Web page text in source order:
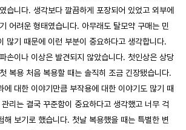
습니다. 생각보다 깔끔하게 포장되어 있었고 외부에
어려운 형태였습니다. 아무래도 탈모약 구매는 민
많기 때문에 이런 부분이 중요하다고 생각합니다.
손이나 이상은 발견되지 않았습니다. 첫인상은 상당
복용 처음 복용할 때는 솔직히 조금 긴장됐습니다.
에 대한 이야기만큼 부작용에 대한 이야기도 많기 때
리는 결국 꾸준함이 중요하다고 생각했고 너무 걱
해 보기로 했습니다. 첫날 복용했을 때는 특별한 변